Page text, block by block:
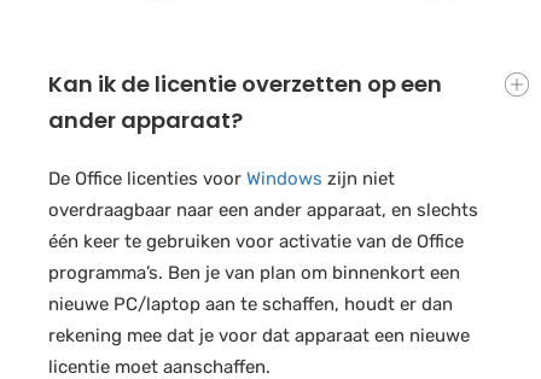
Kan ik de licentie overzetten op een
ander apparaat?
De Office licenties voor Windows zijn niet
overdraagbaar naar een ander apparaat, en slechts
één keer te gebruiken voor activatie van de Office
programma’s. Ben je van plan om binnenkort een
nieuwe PC/laptop aan te schaffen, houdt er dan
rekening mee dat je voor dat apparaat een nieuwe
licentie moet aanschaffen.